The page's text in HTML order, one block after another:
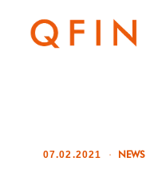
07.02.2021 NEWS